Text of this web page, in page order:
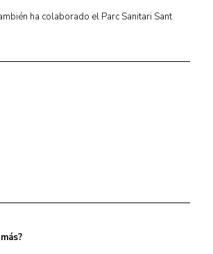
ha colaborado el Parc Sanitari Sant